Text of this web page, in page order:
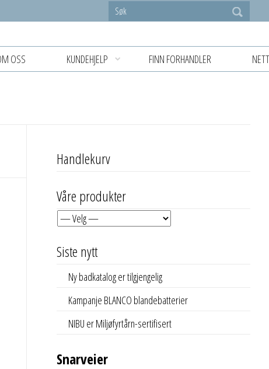
OSS KUNDEHJELP FINN FORHANDLER
Handlekurv
Våre produkter
Siste nytt
Ny badkatalog er tilgjengelig
Kampanje BLANCO blandebatterier
NIBU er Miljøfyrtårn-sertifisert
Snarveier